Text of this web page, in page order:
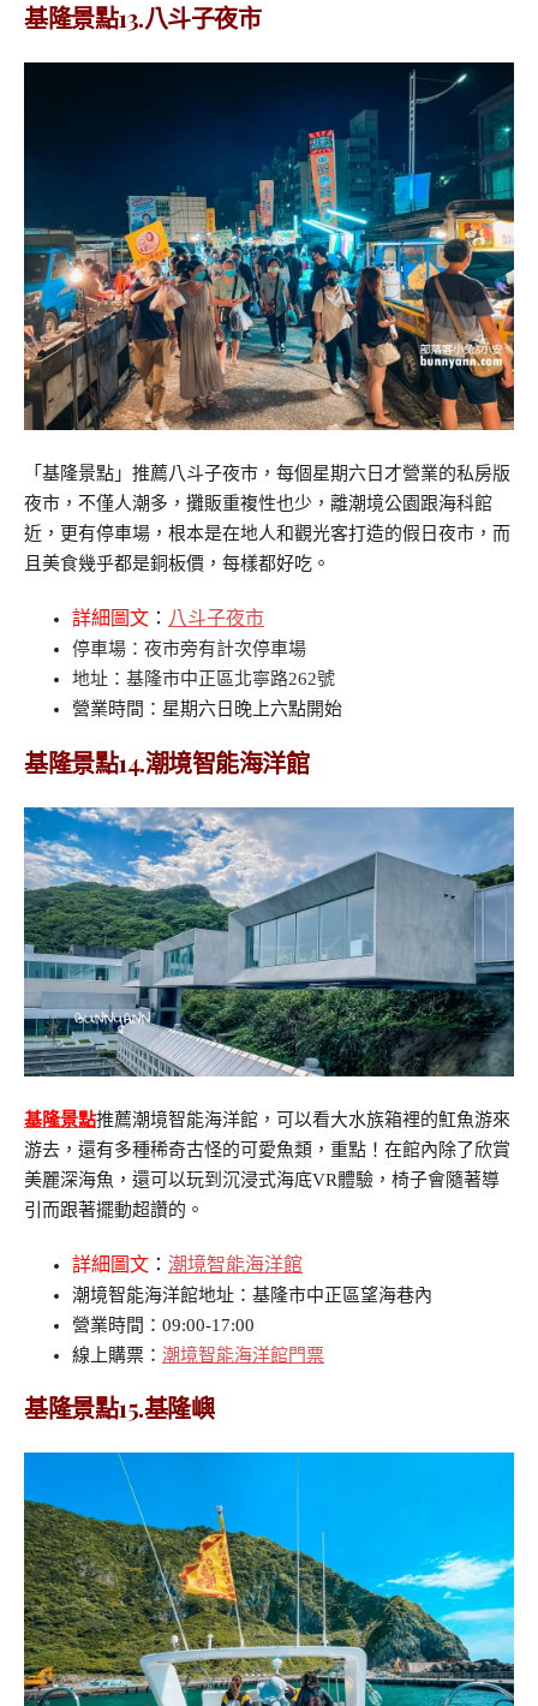
基隆景點13.八斗子夜市
「基隆景點」推薦八斗子夜市，每個星期六日才營業的私房版
夜市，不僅人潮多，攤販重複性也少，離潮境公園跟海科館
近，更有停車場，根本是在地人和觀光客打造的假日夜市，而
且美食幾乎都是銅板價，每樣都好吃。
詳細圖文 ： 八斗子夜市
停車場 ：夜市旁有計次停車場
地址 ：基隆市中正區北寧路262號
營業時間：星期六日晚上六點開始
基隆景點14.潮境智能海洋館
基隆景點推薦潮境智能海洋館，可以看大水族箱裡的魟魚游來
游去，還有多種稀奇古怪的可愛魚類，重點！在館內除了欣賞
美麗深海魚，還可以玩到沉浸式海底VR體驗，椅子會隨著導
引而跟著擺動超讚的。
詳細圖文 ： 潮境智能海洋館
潮境智能海洋館地址：基隆市中正區望海巷內
營業時間：09:00-17:00
線上購票： 潮境智能海洋館門票
基隆景點15.基隆嶼